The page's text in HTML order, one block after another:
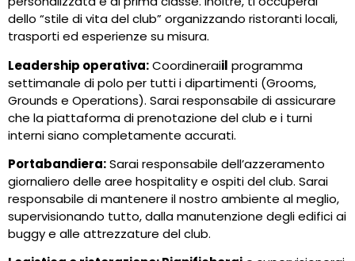
dello “stile di vita del club” organizzando ristoranti locali,
trasporti ed esperienze su misura.
Leadership operativa:Coordineraiil programma
settimanale di polo per tutti i dipartimenti (Grooms,
Grounds e Operations). Sarai responsabile di assicurare
che la piattaforma di prenotazione del club e i turni
interni siano completamente accurati.
Portabandiera:Sarai responsabile dell’azzeramento
giornaliero delle aree hospitality e ospiti del club. Sarai
responsabile di mantenere il nostro ambiente al meglio,
supervisionando tutto, dalla manutenzione degli edifici ai
buggy e alle attrezzature del club.